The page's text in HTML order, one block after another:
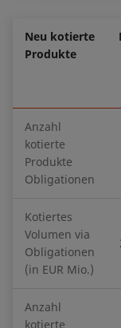
Neu kotierte
Produkte
Anzahl
kotierte
Produkte
Obligationen
Kotiertes
Volumen via
Obligationen
(in EUR Mio.)
Anzahl
kotierte